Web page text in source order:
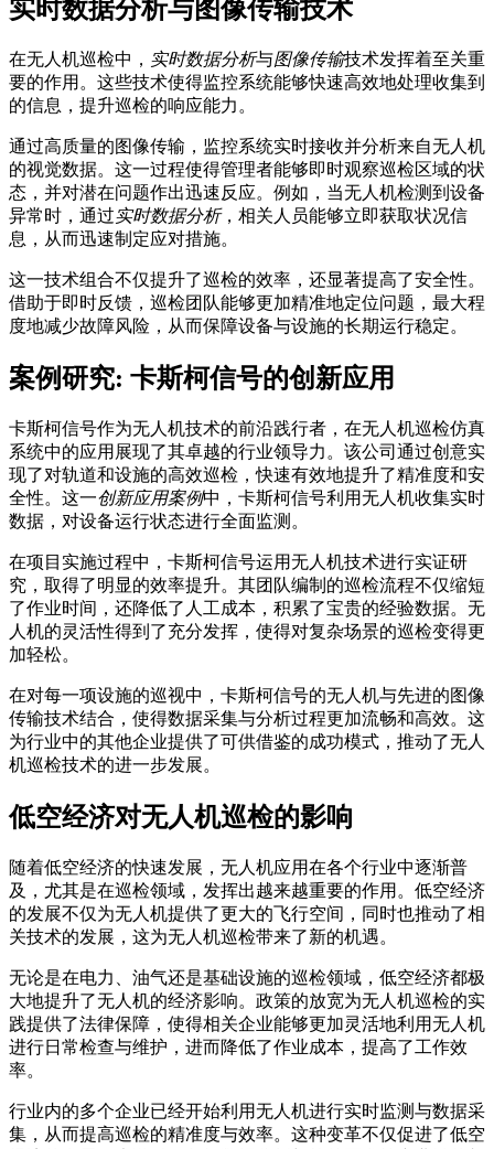
实时数据分析与图像传输技术
在无人机巡检中， 实时数据分析与图像传输技术发挥着至关重
要的作用。这些技术使得监控系统能够快速高效地处理收集到
的信息，提升巡检的响应能力。
通过高质量的图像传输，监控系统实时接收并分析来自无人机
的视觉数据。这一过程使得管理者能够即时观察巡检区域的状
态，并对潜在问题作出迅速反应。例如，当无人机检测到设备
异常时，通过实时数据分析，相关人员能够立即获取状况信
息，从而迅速制定应对措施。
这一技术组合不仅提升了巡检的效率，还显著提高了安全性。
借助于即时反馈，巡检团队能够更加精准地定位问题，最大程
度地减少故障风险，从而保障设备与设施的长期运行稳定。
案例研究: 卡斯柯信号的创新应用
卡斯柯信号作为无人机技术的前沿践行者，在无人机巡检仿真
系统中的应用展现了其卓越的行业领导力。该公司通过创意实
现了对轨道和设施的高效巡检，快速有效地提升了精准度和安
全性。这一创新应用案例中，卡斯柯信号利用无人机收集实时
数据，对设备运行状态进行全面监测。
在项目实施过程中，卡斯柯信号运用无人机技术进行实证研
究，取得了明显的效率提升。其团队编制的巡检流程不仅缩短
了作业时间，还降低了人工成本，积累了宝贵的经验数据。无
人机的灵活性得到了充分发挥，使得对复杂场景的巡检变得更
加轻松。
在对每一项设施的巡视中，卡斯柯信号的无人机与先进的图像
传输技术结合，使得数据采集与分析过程更加流畅和高效。这
为行业中的其他企业提供了可供借鉴的成功模式，推动了无人
机巡检技术的进一步发展。
低空经济对无人机巡检的影响
随着低空经济的快速发展，无人机应用在各个行业中逐渐普
及，尤其是在巡检领域，发挥出越来越重要的作用。低空经济
的发展不仅为无人机提供了更大的飞行空间，同时也推动了相
关技术的发展，这为无人机巡检带来了新的机遇。
无论是在电力、油气还是基础设施的巡检领域，低空经济都极
大地提升了无人机的经济影响。政策的放宽为无人机巡检的实
践提供了法律保障，使得相关企业能够更加灵活地利用无人机
进行日常检查与维护，进而降低了作业成本，提高了工作效
率。
行业内的多个企业已经开始利用无人机进行实时监测与数据采
集，从而提高巡检的精准度与效率。这种变革不仅促进了低空